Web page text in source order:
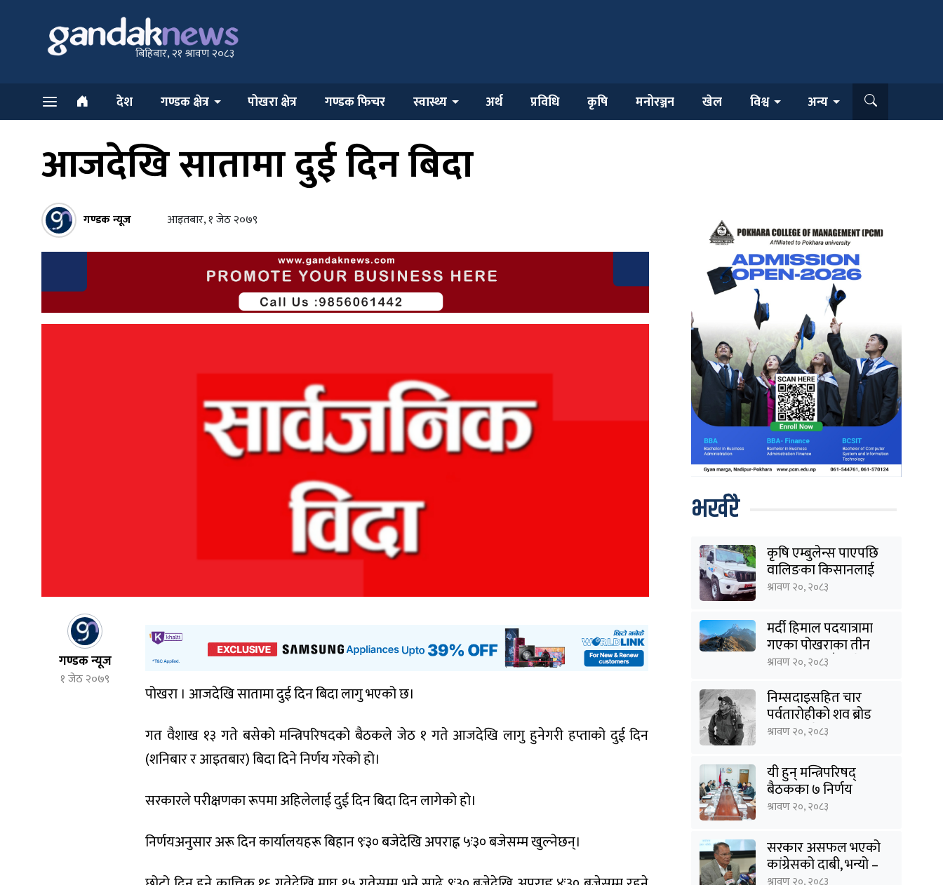
बिहिबार, २१ श्रावण २०८३
देश गण्डक क्षेत्र पोखरा क्षेत्र गण्डक फिचर स्वास्थ्य अर्थ प्रविधि कृषि मनोरञ्जन खेल विश्व अन्य
आजदेखि सातामा दुई दिन बिदा
गण्डक न्यूज आइतबार, १ जेठ २०७९
गण्डक न्यूज
१ जेठ २०७९
पोखरा । आजदेखि सातामा दुई दिन बिदा लागु भएको छ।
गत वैशाख १३ गते बसेको मन्त्रिपरिषदको बैठकले जेठ १ गते आजदेखि लागु हुनेगरी हप्ताको दुई दिन
(शनिबार र आइतबार) बिदा दिने निर्णय गरेको हो।
सरकारले परीक्षणका रूपमा अहिलेलाई दुई दिन बिदा दिन लागेको हो।
निर्णयअनुसार अरू दिन कार्यालयहरू बिहान ९ः३० बजेदेखि अपराह्न ५ः३० बजेसम्म खुल्नेछन्।
भर्खरै
कृषि एम्बुलेन्स पाएपछि
वालिङका किसानलाई
राहत
श्रावण २०, २०८३
मर्दी हिमाल पदयात्रामा
गएका पोखराका तीन
युवक बादलडाँडा क्षेत्रबाट
श्रावण २०, २०८३
निम्सदाइसहित चार
पर्वतारोहीको शव ब्रोड
पिकबाट बेस क्याम्पमा
श्रावण २०, २०८३
यी हुन् मन्त्रिपरिषद्
बैठकका ७ निर्णय
श्रावण २०, २०८३
सरकार असफल भएको
कांग्रेसको दाबी, भन्यो –